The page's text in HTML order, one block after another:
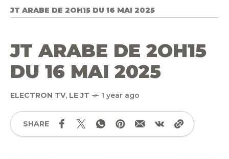
JT ARABE DE 2OH15 DU 16 MAI 2025
JT ARABE DE 2OH15
DU 16 MAI 2025
ELECTRON TV, LE JT 1 year ago
SHARE